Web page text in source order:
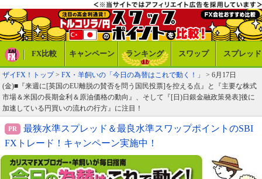
FX比較 キャンペーン ランキング スワップ スプレッド
ザイFX！トップ> FX・羊飼いの「今日の為替はこれで動く！」
> 6月17日
(金)■『来週に[英国のEU離脱の賛否を問う国民投票]を控える点』と『主要な株式
市場＆米国の長期金利＆原油価格の動向』、そして『[日)日銀金融政策発表]後に
加速している円買いの流れの行方』に注目！
最狭水準スプレッド＆最良水準スワップポイントのSBI
FXトレード！キャンペーン実施中！